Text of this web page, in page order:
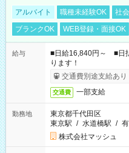
アルバイト 職種未経験OK 社
ブランクOK
WEB登録・面接OK
給与
■日給16,840円～ ■日
ります！
交通費別途支給あり
交通費 一部支給
勤務地
東京都千代田区
東京駅 / 水道橋駅 /
株式会社マッシュ